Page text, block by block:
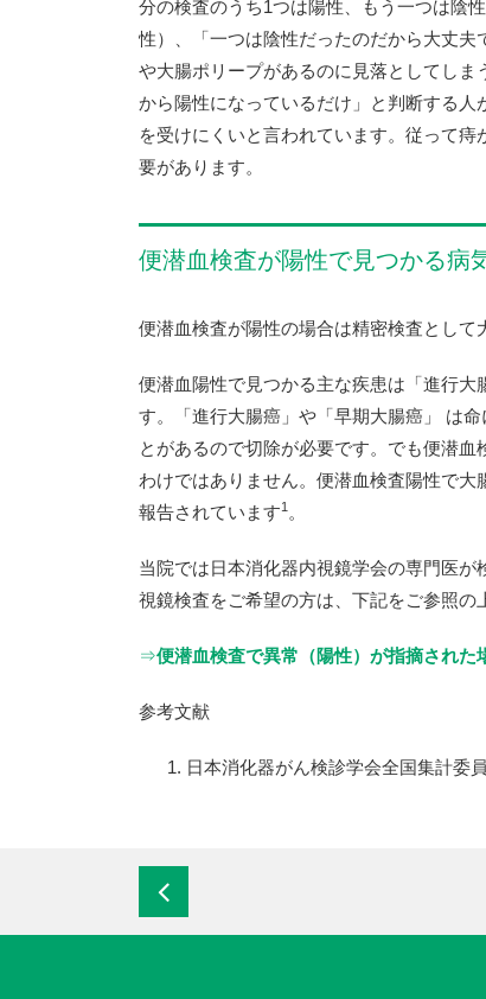
分の検査のうち1つは陽性、もう一つは陰
性）、「一つは陰性だったのだから大丈
や大腸ポリープがあるのに見落としてし
から陽性になっているだけ」と判断する
を受けにくいと言われています。従って
要があります。
便潜血検査が陽性で見つかる病
便潜血検査が陽性の場合は精密検査として
便潜血陽性で見つかる主な疾患は「進行
す。「進行大腸癌」や「早期大腸癌」 は
とがあるので切除が必要です。でも便潜
わけではありません。便潜血検査陽性で
報告されています1 。
当院では日本消化器内視鏡学会の専門医
視鏡検査をご希望の方は、下記をご参照の
⇒便潜血検査で異常（陽性）が指摘された
参考文献
日本消化器がん検診学会全国集計委